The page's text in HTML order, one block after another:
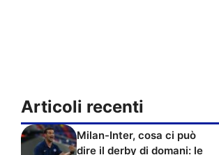
Articoli recenti
Milan-Inter, cosa ci può
dire il derby di domani: le